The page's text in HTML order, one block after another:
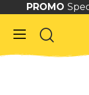
PROMO